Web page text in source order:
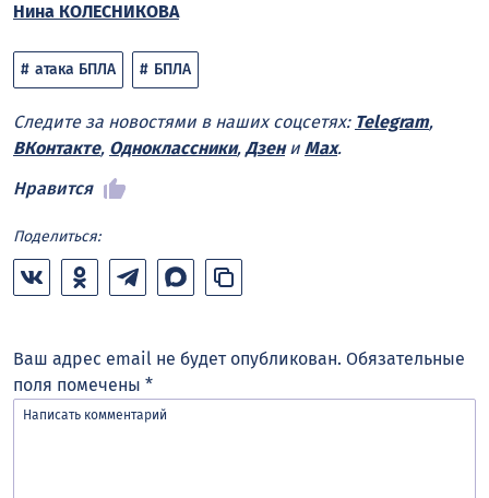
Нина КОЛЕСНИКОВА
атака БПЛА БПЛА
Следите за новостями в наших соцсетях: Telegram,
ВКонтакте, Одноклассники, Дзени Max.
Нравится
Поделиться:
Ваш адрес email не будет опубликован. Обязательные
поля помечены *